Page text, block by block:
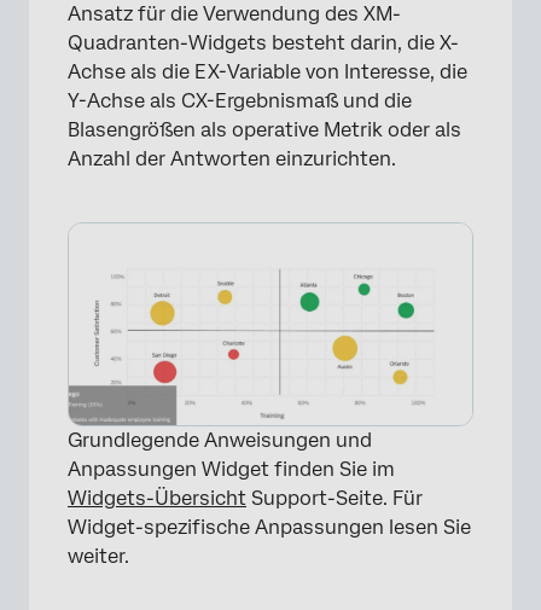
Ansatz für die Verwendung des XM-
Quadranten-Widgets besteht darin, die X-
Achse als die EX-Variable von Interesse, die
Y-Achse als CX-Ergebnismaß und die
Blasengrößen als operative Metrik oder als
Anzahl der Antworten einzurichten.
Grundlegende Anweisungen und
Anpassungen Widget finden Sie im
Widgets-Übersicht Support-Seite. Für
Widget-spezifische Anpassungen lesen Sie
weiter.